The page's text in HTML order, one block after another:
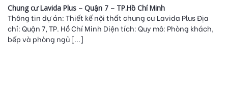
Chung cư Lavida Plus – Quận 7 – TP.Hồ Chí Minh
Thông tin dự án: Thiết kế nội thất chung cư Lavida Plus Địa
chỉ: Quận 7, TP. Hồ Chí Minh Diện tích: Quy mô: Phòng khách,
bếp và phòng ngủ [...]